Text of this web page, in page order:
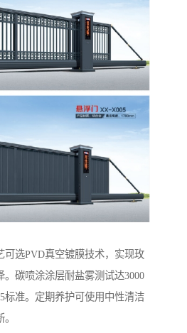
可选PVD真空镀膜技术，实现玫
。碳喷涂涂层耐盐雾测试达3000
标准。定期养护可使用中性清洁